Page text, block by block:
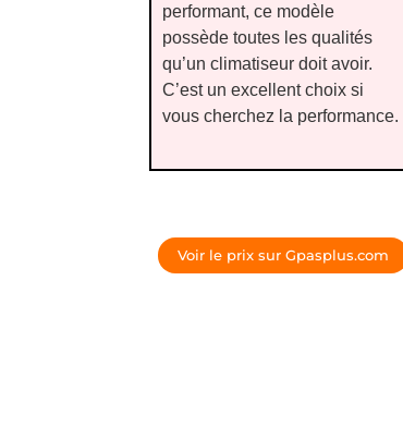
performant, ce modèle
possède toutes les qualités
qu’un climatiseur doit avoir.
C’est un excellent choix si
vous cherchez la performance.
Voir le prix sur Gpasplus.com